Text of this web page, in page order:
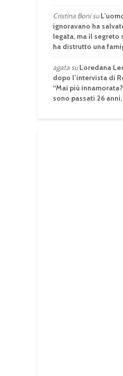
Cristina Bonisu
ignoravano ha
legata, ma il
ha distrutto una
agatasuLoredana
dopo l’intervista di
“Mai più
sono passati 26